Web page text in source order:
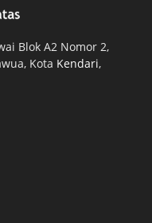
Blok A2 Nomor 2,
Kota Kendari,